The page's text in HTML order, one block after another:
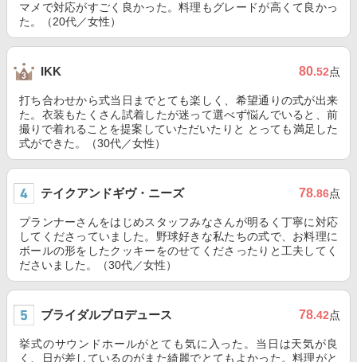
マメで対応がすごく良かった。料理もグレードが高くて良かっ
た。（20代／女性）
IKK 80.52点
打ち合わせから式当日までとても楽しく、希望通りの式が出来
た。衣装もたくさん試着したが迷って選べず悩んでいると、前
撮りで着れることを提案していただいたりと とっても満足した
式ができた。（30代／女性）
テイクアンドギヴ・ニーズ 78.86点
プランナーさんをはじめスタッフみなさんが明るく丁寧に対応
してくださっていました。野球好きな私たちの式で、お料理に
ボールの形をしたクッキーをのせてくださったりと工夫してく
ださいました。（30代／女性）
ブライダルプロデュース 78.42点
挙式のサウンドホールがとても気に入った。当日は天気が良
く、日が差しているのがまた綺麗でとてもよかった。料理がと